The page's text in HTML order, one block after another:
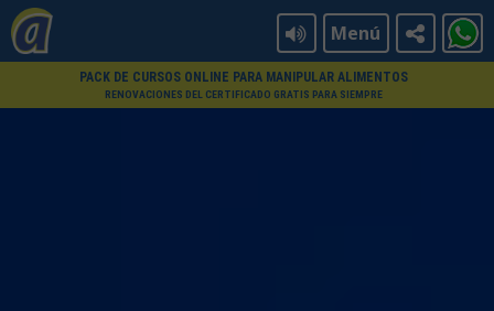
Menú
PACK DE CURSOS ONLINE PARA MANIPULAR ALIMENTOS
RENOVACIONES DEL CERTIFICADO GRATIS PARA SIEMPRE